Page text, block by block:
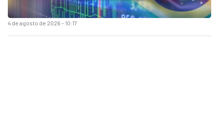
4 de agosto de 2026 - 10:17